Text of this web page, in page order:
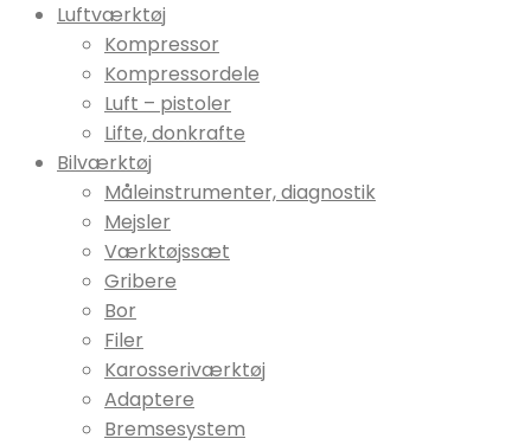
Luftværktøj
Kompressor
Kompressordele
Luft – pistoler
Lifte, donkrafte
Bilværktøj
Måleinstrumenter, diagnostik
Mejsler
Værktøjssæt
Gribere
Bor
Filer
Karosseriværktøj
Adaptere
Bremsesystem